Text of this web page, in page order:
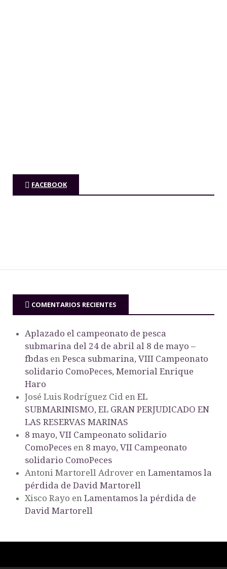
FACEBOOK
COMENTARIOS RECIENTES
Aplazado el campeonato de pesca
submarina del 24 de abril al 8 de mayo –
fbdas en Pesca submarina, VIII Campeonato
solidario ComoPeces, Memorial Enrique
Haro
José Luis Rodríguez Cid en EL
SUBMARINISMO, EL GRAN PERJUDICADO EN
LAS RESERVAS MARINAS
8 mayo, VII Campeonato solidario
ComoPeces en 8 mayo, VII Campeonato
solidario ComoPeces
Antoni Martorell Adrover en Lamentamos la
pérdida de David Martorell
Xisco Rayo en Lamentamos la pérdida de
David Martorell